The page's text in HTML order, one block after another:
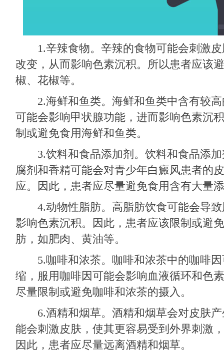
1.辛辣食物。辛辣的食物可能会刺激皮
改变，从而影响色素沉积。所以患者应该
椒、花椒等。
2.海鲜和鱼类。海鲜和鱼类中含有较高
可能会影响甲状腺功能，进而影响色素沉
制或避免食用海鲜和鱼类。
3.饮料和食品添加剂。饮料和食品添加
腐剂和香精可能会对青少年白癜风患者的
应。因此，患者应尽量避免食用含有大量
4.动物性脂肪。高脂肪饮食可能会导致
影响色素沉积。因此，患者应该限制或避
肪，如肥肉、黄油等。
5.咖啡和浓茶。咖啡和浓茶中的咖啡因
缩，服用咖啡因可能会影响血液循环和色
尽量限制或避免咖啡和浓茶的摄入。
6.酒精和烟草。酒精和烟草会对皮肤产
能会刺激皮肤，使其更容易受到外界刺激
因此，患者应尽量远离酒精和烟草。